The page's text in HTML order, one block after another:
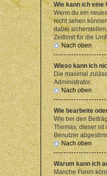
Wie kann ich
Wenn du ein
nicht sehen
dabei
Zeitlimit für die
Nach oben
Wieso kann ich
Die maximal
Administrator.
Nach oben
Wie bearbeite
Wie bei den
Themas; dieser ist
Benutzer
Nach oben
Warum kann ich
Manche Foren